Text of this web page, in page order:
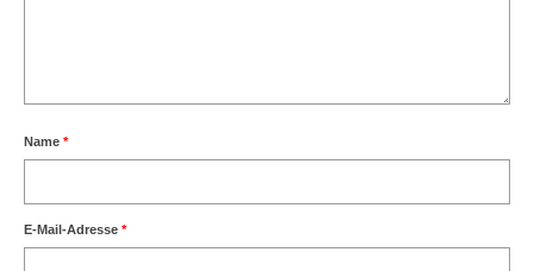
Name *
E-Mail-Adresse *